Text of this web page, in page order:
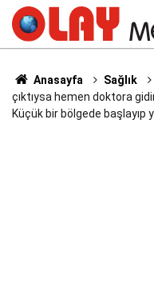
Anasayfa Sağlık
çıktıysa hemen doktora
Küçük bir bölgede başlayıp